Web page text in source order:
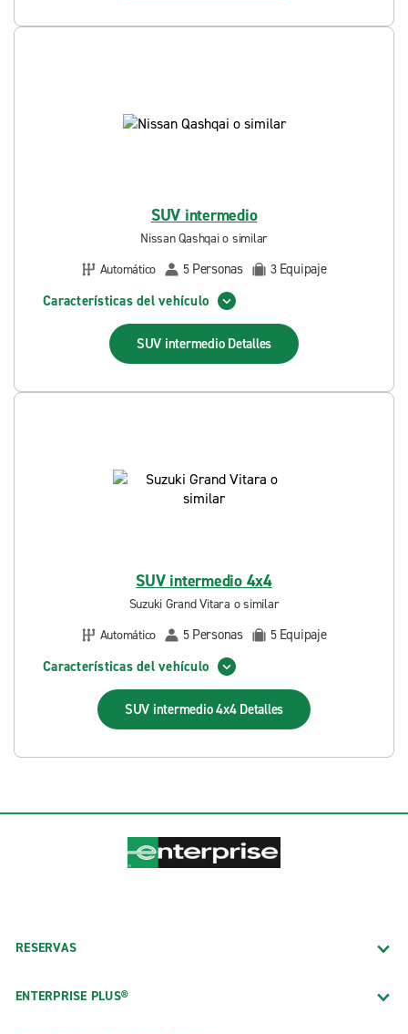
SUV intermedio
Nissan Qashqai o similar
Automático
5 Personas 3 Equipaje
Características del vehículo
SUV intermedio Detalles
SUV intermedio 4x4
Suzuki Grand Vitara o similar
Automático
5 Personas 5 Equipaje
Características del vehículo
SUV intermedio 4x4 Detalles
RESERVAS
ENTERPRISE PLUS®